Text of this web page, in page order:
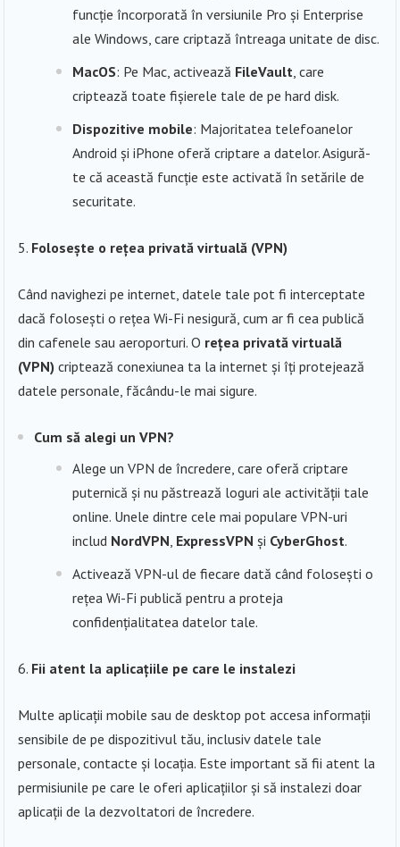
funcție încorporată în versiunile Pro și Enterprise
ale Windows, care criptază întreaga unitate de disc.
MacOS: Pe Mac, activează FileVault , care
criptează toate fișierele tale de pe hard disk.
Dispozitive mobile: Majoritatea telefoanelor
Android și iPhone oferă criptare a datelor. Asigură-
te că această funcție este activată în setările de
securitate.
Folosește o rețea privată virtuală (VPN)
Când navighezi pe internet, datele tale pot fi interceptate
dacă folosești o rețea Wi-Fi nesigură, cum ar fi cea publică
din cafenele sau aeroporturi. O rețea privată virtuală
(VPN) criptează conexiunea ta la internet și îți protejează
datele personale, făcându-le mai sigure.
Cum să alegi un VPN?
Alege un VPN de încredere, care oferă criptare
puternică și nu păstrează loguri ale activității tale
online. Unele dintre cele mai populare VPN-uri
includ NordVPN ExpressVPN și CyberGhost.
Activează VPN-ul de fiecare dată când folosești o
rețea Wi-Fi publică pentru a proteja
confidențialitatea datelor tale.
Fii atent la aplicațiile pe care le instalezi
Multe aplicații mobile sau de desktop pot accesa informații
sensibile de pe dispozitivul tău, inclusiv datele tale
personale, contacte și locația. Este important să fii atent la
permisiunile pe care le oferi aplicațiilor și să instalezi doar
aplicații de la dezvoltatori de încredere.